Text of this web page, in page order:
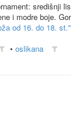
središnji
i modre boje.
od 16. do 18.
• oslikana